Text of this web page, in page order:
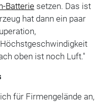
Batteriesetzen. Das ist
hat dann ein paar
oben ist noch Luft."
für Firmengelände an,